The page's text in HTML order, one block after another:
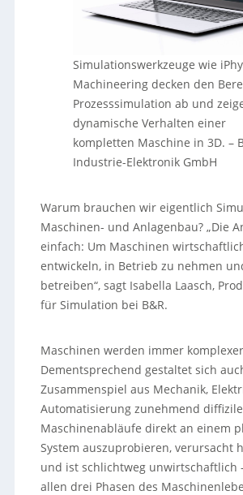
Simulationswerkzeuge wie
Machineering decken den
Prozesssimulation ab und
dynamische Verhalten einer
kompletten Maschine in 3D. –
Industrie-Elektronik GmbH
Warum brauchen wir eigentlich
Maschinen- und Anlagenbau? „Die
einfach: Um Maschinen
entwickeln, in Betrieb zu nehmen
betreiben“, sagt Isabella Laasch,
für Simulation bei B&R.
Maschinen werden immer
Dementsprechend gestaltet sich
Zusammenspiel aus Mechanik,
Automatisierung zunehmend
Maschinenabläufe direkt an einem
System auszuprobieren, verursacht
und ist schlichtweg unwirtschaftlich
allen drei Phasen des